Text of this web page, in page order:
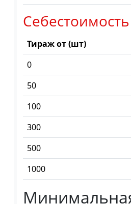
Тираж от (шт)
0
50
100
300
500
1000